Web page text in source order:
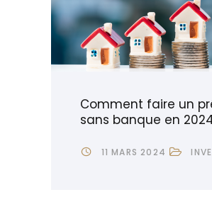
Comment faire un
sans banque en
11 MARS 2024